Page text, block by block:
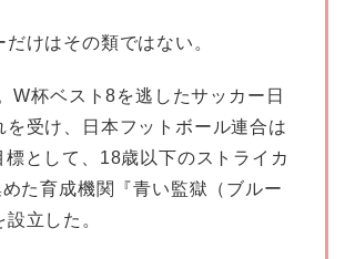
だけはその類ではない。
W杯ベスト8を逃したサッカー日
を受け、日本フットボール連合は
標として、18歳以下のストライカ
た育成機関『青い監獄（ブルー
立した。